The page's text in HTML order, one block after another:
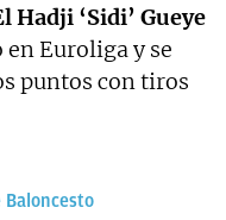
Hadji ‘Sidi’ Gueye
Euroliga y se
puntos con tiros
Baloncesto